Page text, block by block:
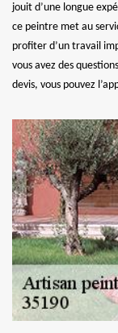
jouit d’une longue
ce peintre met au
profiter d’un travail
vous avez des
devis, vous pouvez